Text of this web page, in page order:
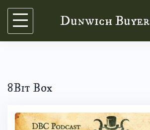
Skip
content
Dunwich
8Bit Box